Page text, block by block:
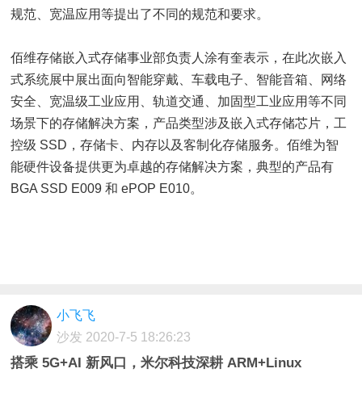
规范、宽温应用等提出了不同的规范和要求。
佰维存储嵌入式存储事业部负责人涂有奎表示，在此次嵌入
式系统展中展出面向智能穿戴、车载电子、智能音箱、网络
安全、宽温级工业应用、轨道交通、加固型工业应用等不同
场景下的存储解决方案，产品类型涉及嵌入式存储芯片，工
控级 SSD，存储卡、内存以及客制化存储服务。佰维为智
能硬件设备提供更为卓越的存储解决方案，典型的产品有
BGA SSD E009 和 ePOP E010。
小飞飞
沙发 2020-7-5 18:26:23
搭乘 5G+AI 新风口，米尔科技深耕 ARM+Linux